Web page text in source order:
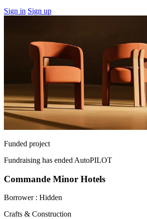
Sign in Sign up
Funded project
Fundraising has ended AutoPILOT
Commande Minor Hotels
Borrower : Hidden
Crafts & Construction